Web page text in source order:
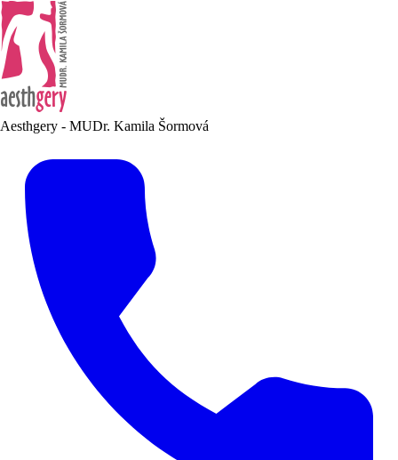
Aesthgery - MUDr. Kamila Šormová